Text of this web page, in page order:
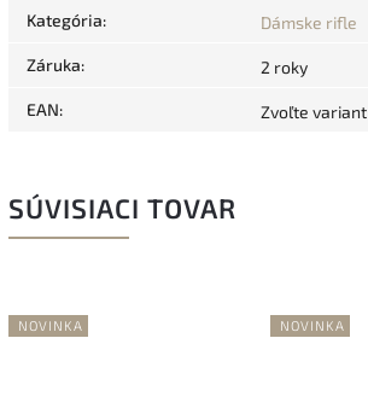
Kategória: Dámske rifle
Záruka: 2 roky
EAN: Zvoľte variant
SÚVISIACI TOVAR
NOVINKA NOVINKA